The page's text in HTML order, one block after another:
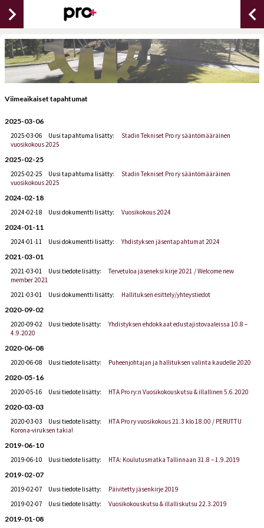
chevron_right chevron_left
Viimeaikaiset tapahtumat
2025-03-06
2025-03-06 Uusi tapahtuma lisätty:
Stadin Tekniset Pro ry sääntömääräinen
vuosikokous 2025
2025-02-25
2025-02-25 Uusi tapahtuma lisätty:
Stadin Tekniset Pro ry sääntömääräinen
vuosikokous 2025
2024-02-18
2024-02-18 Uusi dokumentti lisätty: Vuosikokous 2024
2024-01-11
2024-01-11 Uusi dokumentti lisätty: Yhdistyksen jäsentapahtumat 2024
2021-03-01
2021-03-01 Uusi tiedote lisätty:
Tervetuloa jäseneksi kirje 2021 / Welcome new
member 2021
2021-03-01
Uusi dokumentti lisätty: Hallituksen esittely/yhteystiedot
2020-09-02
2020-09-02 Uusi tiedote lisätty:
Yhdistyksen ehdokkaat edustajistovaaleissa 10.8 –
4.9.2020
2020-06-08
2020-06-08 Uusi tiedote lisätty: Puheenjohtajan ja hallituksen valinta kaudelle 2020
2020-05-16
2020-05-16 Uusi tiedote lisätty: HTA Pro ry:n Vuosikokouskutsu & illallinen 5.6.2020
2020-03-03
2020-03-03 Uusi tiedote lisätty:
HTA Pro ry vuosikokous 21.3 klo 18.00 / PERUTTU
Korona-viruksen takia!
2019-06-10
2019-06-10 Uusi tiedote lisätty: HTA: Koulutusmatka Tallinnaan 31.8 – 1.9.2019
2019-02-07
2019-02-07 Uusi tiedote lisätty:
Päivitetty jäsenkirje 2019
2019-02-07
Uusi tiedote lisätty: Vuosikokouskutsu & illalliskutsu 22.3.2019
2019-01-08